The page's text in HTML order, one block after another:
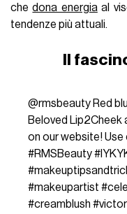
chedona energiaal
tendenze più attuali.
Il
@rmsbeautyRed
Beloved Lip2Cheek
on our website!
#RMSBeauty
#makeupartist
#creamblush